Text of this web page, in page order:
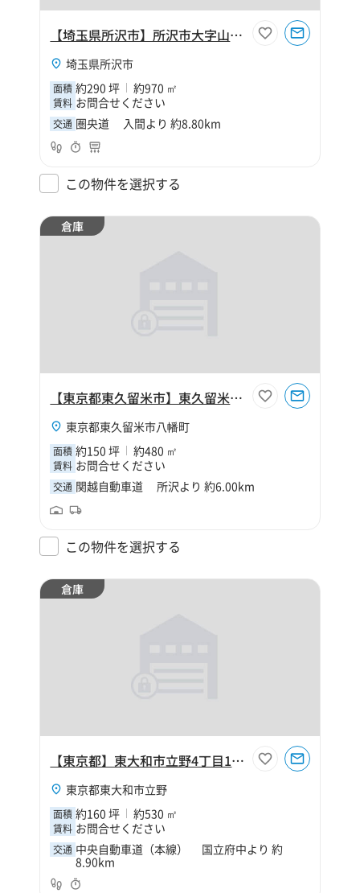
【埼玉県所沢市】所沢市大字山口210坪倉庫
埼玉県所沢市
面積 約290 坪 約970 ㎡
賃料 お問合せください
交通 圏央道 入間より 約8.80km
この物件を選択する
倉庫
【東京都東久留米市】東久留米市八幡町1丁目150坪倉庫
東京都東久留米市八幡町
面積 約150 坪 約480 ㎡
賃料 お問合せください
交通 関越自動車道 所沢より 約6.00km
この物件を選択する
倉庫
【東京都】東大和市立野4丁目160坪倉庫
東京都東大和市立野
面積 約160 坪 約530 ㎡
賃料 お問合せください
交通 中央自動車道（本線） 国立府中より 約
8.90km